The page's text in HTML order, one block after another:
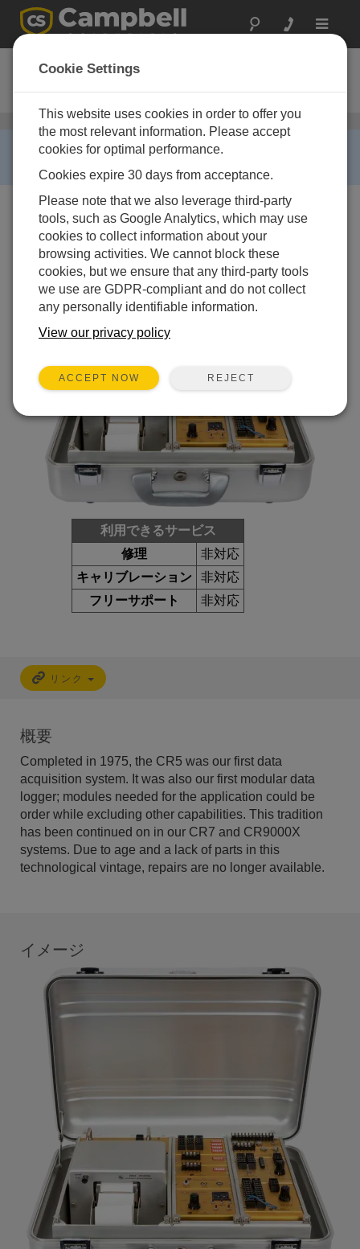
Toggle
CR5
Digital Recorder
RETIRED ›
This product is no longer available.
利用できるサービス
修理
非対応
キャリブレーション
非対応
フリーサポート
非対応
リンク
概要
Completed in 1975, the CR5 was our first data
acquisition system. It was also our first modular data
logger; modules needed for the application could be
order while excluding other capabilities. This tradition
has been continued on in our CR7 and CR9000X
systems. Due to age and a lack of parts in this
technological vintage, repairs are no longer available.
イメージ
Cookie Settings
This website uses cookies in order to offer you
the most relevant information. Please accept
cookies for optimal performance.
Cookies expire 30 days from acceptance.
Please note that we also leverage third-party
tools, such as Google Analytics, which may use
cookies to collect information about your
browsing activities. We cannot block these
cookies, but we ensure that any third-party tools
we use are GDPR-compliant and do not collect
any personally identifiable information.
View our privacy policy
ACCEPT NOW REJECT